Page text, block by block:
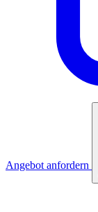
Angebot anfordern